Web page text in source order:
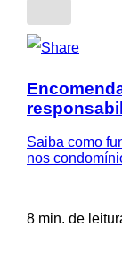
Saiba como
nos
8 min. de